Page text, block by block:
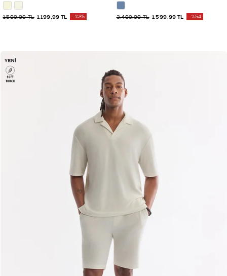
1.199,99 TL
1.599,99 TL %25 1.599,99 TL
3.499,99 TL %54